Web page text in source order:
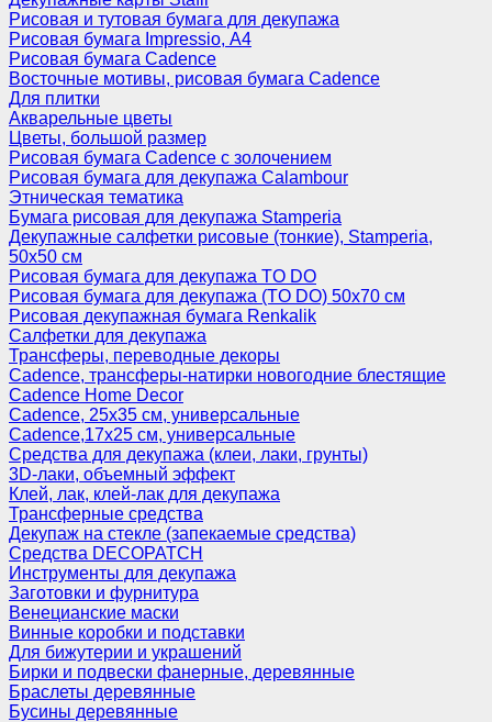
Рисовая и тутовая бумага для декупажа
Рисовая бумага Impressio, А4
Рисовая бумага Cadence
Восточные мотивы, рисовая бумага Cadence
Для плитки
Акварельные цветы
Цветы, большой размер
Рисовая бумага Cadence c золочением
Рисовая бумага для декупажа Calambour
Этническая тематика
Бумага рисовая для декупажа Stamperia
Декупажные салфетки рисовые (тонкие), Stamperia,
50х50 см
Рисовая бумага для декупажа TO DO
Рисовая бумага для декупажа (TO DO) 50х70 см
Рисовая декупажная бумага Renkalik
Салфетки для декупажа
Трансферы, переводные декоры
Cadence, трансферы-натирки новогодние блестящие
Cadence Home Decor
Cadence, 25х35 см, универсальные
Cadence,17х25 см, универсальные
Средства для декупажа (клеи, лаки, грунты)
3D-лаки, объемный эффект
Клей, лак, клей-лак для декупажа
Трансферные средства
Декупаж на стекле (запекаемые средства)
Средства DECOPATCH
Инструменты для декупажа
Заготовки и фурнитура
Венецианские маски
Винные коробки и подставки
Для бижутерии и украшений
Бирки и подвески фанерные, деревянные
Браслеты деревянные
Бусины деревянные